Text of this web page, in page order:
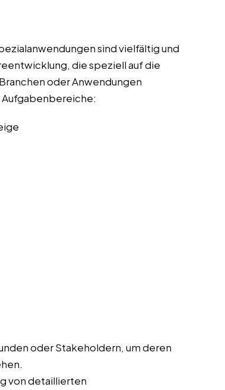
sind vielfältig und
die speziell auf die
oder Anwendungen
oder Stakeholdern, um deren
von detaillierten